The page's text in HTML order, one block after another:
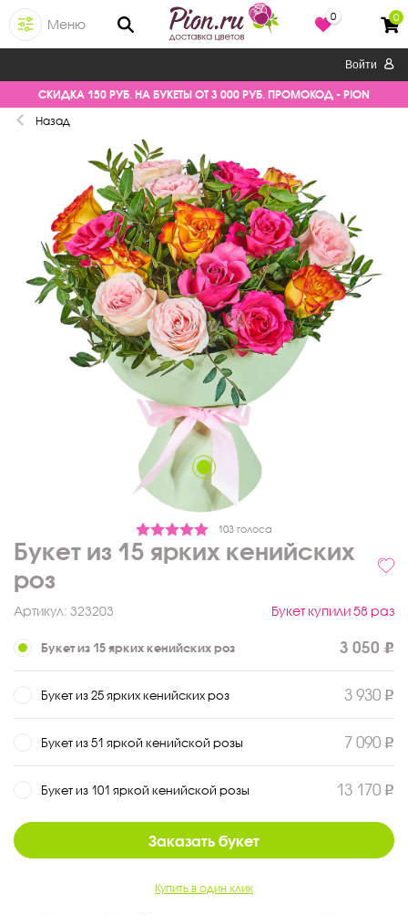
Меню
0 0
Войти
СКИДКА 150 РУБ. НА БУКЕТЫ ОТ 3 000 РУБ. ПРОМОКОД - PION
Назад
103 голоса
Букет из 15 ярких кенийских
роз
Артикул: 323203 Букет купили 58 раз
Букет из 15 ярких кенийских роз 3 050
Букет из 25 ярких кенийских роз 3 930
Букет из 51 яркой кенийской розы 7 090
Букет из 101 яркой кенийской розы 13 170
Заказать букет
Купить в один клик